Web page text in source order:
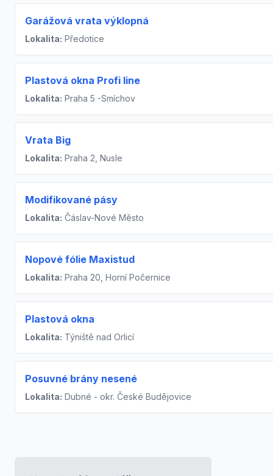
Garážová vrata výklopná
Lokalita: Předotice
Plastová okna Profi line
Lokalita: Praha 5 -Smíchov
Vrata Big
Lokalita: Praha 2, Nusle
Modifikované pásy
Lokalita: Čáslav-Nové Město
Nopové fólie Maxistud
Lokalita: Praha 20, Horní Počernice
Plastová okna
Lokalita: Týniště nad Orlicí
Posuvné brány nesené
Lokalita: Dubné - okr. České Budějovice